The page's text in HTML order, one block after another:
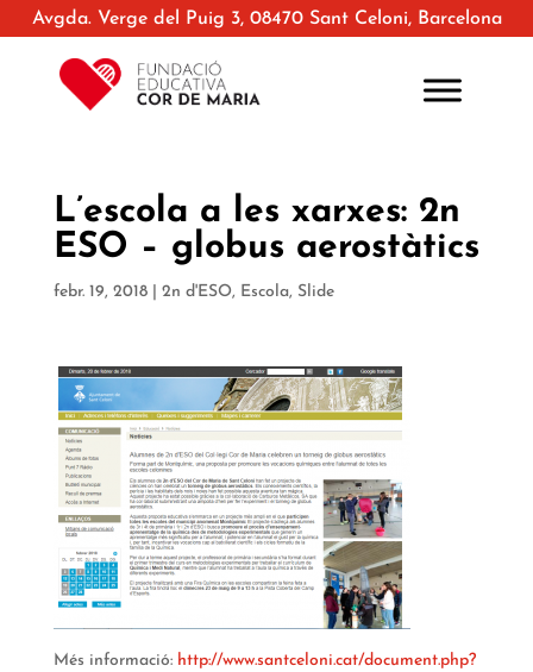
Avgda. Verge del Puig 3, 08470 Sant Celoni, Barcelona
L’escola a les xarxes: 2n
ESO – globus aerostàtics
febr. 19, 2018| 2n d'ESO, Escola, Slide
Més informació: http://www.santceloni.cat/document.php?